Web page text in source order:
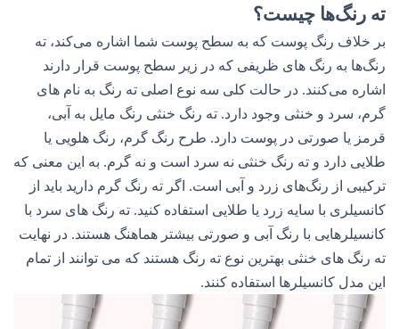
ته رنگ‌ها چیست؟
بر خلاف رنگ پوست که به سطح پوست شما اشاره می‌کند، ته
رنگ‌ها به رنگ های ظریفی که در زیر سطح پوست قرار دارند
اشاره می‌کنند. در حالت کلی سه نوع اصلی ته رنگ به نام های
گرم، سرد و خنثی وجود دارد. ته رنگ خنثی رنگ مایل به آبی،
قرمز یا صورتی در پوست دارد. طرح رنگ گرم، رنگ هلویی یا
طلایی دارد و ته رنگ خنثی نه سرد است و نه گرم. به این معنی که
ترکیبی از رنگ‌های زرد و آبی است. اگر ته رنگ گرم دارید باید از
کانسیلری با سایه زرد یا طلایی استفاده کنید. ته رنگ های سرد با
کانسیلرهایی با رنگ آبی و صورتی بیشتر هماهنگ هستند. در نهایت
ته رنگ های خنثی بهترین نوع ته رنگ هستند که می توانند از تمام
این مدل کانسیلرها استفاده کنند.